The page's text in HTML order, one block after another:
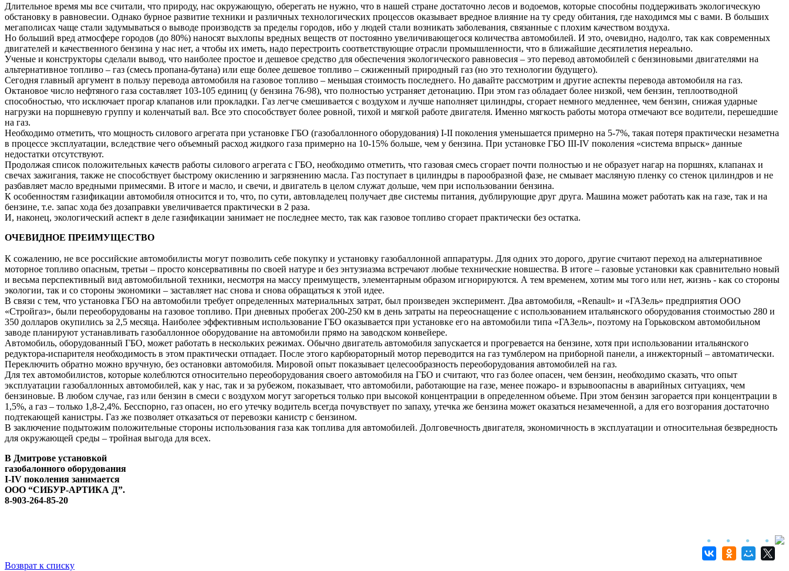
Длительное время мы все считали, что природу, нас окружающую, оберегать не нужно, что в нашей стране достаточно лесов и водоемов, которые способны поддерживать экологическую
обстановку в равновесии. Однако бурное развитие техники и различных технологических процессов оказывает вредное влияние на ту среду обитания, где находимся мы с вами. В больших
мегаполисах чаще стали задумываться о выводе производств за пределы городов, ибо у людей стали возникать заболевания, связанные с плохим качеством воздуха.
Но больший вред атмосфере городов (до 80%) наносят выхлопы вредных веществ от постоянно увеличивающегося количества автомобилей. И это, очевидно, надолго, так как современных
двигателей и качественного бензина у нас нет, а чтобы их иметь, надо перестроить соответствующие отрасли промышленности, что в ближайшие десятилетия нереально.
Ученые и конструкторы сделали вывод, что наиболее простое и дешевое средство для обеспечения экологического равновесия – это перевод автомобилей с бензиновыми двигателями на
альтернативное топливо – газ (смесь пропана-бутана) или еще более дешевое топливо – сжиженный природный газ (но это технологии будущего).
Сегодня главный аргумент в пользу перевода автомобиля на газовое топливо – меньшая стоимость последнего. Но давайте рассмотрим и другие аспекты перевода автомобиля на газ.
Октановое число нефтяного газа составляет 103-105 единиц (у бензина 76-98), что полностью устраняет детонацию. При этом газ обладает более низкой, чем бензин, теплоотводной
способностью, что исключает прогар клапанов или прокладки. Газ легче смешивается с воздухом и лучше наполняет цилиндры, сгорает немного медленнее, чем бензин, снижая ударные
нагрузки на поршневую группу и коленчатый вал. Все это способствует более ровной, тихой и мягкой работе двигателя. Именно мягкость работы мотора отмечают все водители, перешедшие
на газ.
Необходимо отметить, что мощность силового агрегата при установке ГБО (газобаллонного оборудования) I-II поколения уменьшается примерно на 5-7%, такая потеря практически незаметна
в процессе эксплуатации, вследствие чего объемный расход жидкого газа примерно на 10-15% больше, чем у бензина. При установке ГБО III-IV поколения «система впрыск» данные
недостатки отсутствуют.
Продолжая список положительных качеств работы силового агрегата с ГБО, необходимо отметить, что газовая смесь сгорает почти полностью и не образует нагар на поршнях, клапанах и
свечах зажигания, также не способствует быстрому окислению и загрязнению масла. Газ поступает в цилиндры в парообразной фазе, не смывает масляную пленку со стенок цилиндров и не
разбавляет масло вредными примесями. В итоге и масло, и свечи, и двигатель в целом служат дольше, чем при использовании бензина.
К особенностям газификации автомобиля относится и то, что, по сути, автовладелец получает две системы питания, дублирующие друг друга. Машина может работать как на газе, так и на
бензине, т.е. запас хода без дозаправки увеличивается практически в 2 раза.
И, наконец, экологический аспект в деле газификации занимает не последнее место, так как газовое топливо сгорает практически без остатка.
ОЧЕВИДНОЕ ПРЕИМУЩЕСТВО
К сожалению, не все российские автомобилисты могут позволить себе покупку и установку газобаллонной аппаратуры. Для одних это дорого, другие считают переход на альтернативное
моторное топливо опасным, третьи – просто консервативны по своей натуре и без энтузиазма встречают любые технические новшества. В итоге – газовые установки как сравнительно новый
и весьма перспективный вид автомобильной техники, несмотря на массу преимуществ, элементарным образом игнорируются. А тем временем, хотим мы того или нет, жизнь - как со стороны
экологии, так и со стороны экономики – заставляет нас снова и снова обращаться к этой идее.
В связи с тем, что установка ГБО на автомобили требует определенных материальных затрат, был произведен эксперимент. Два автомобиля, «Renault» и «ГАЗель» предприятия ООО
«Стройгаз», были переоборудованы на газовое топливо. При дневных пробегах 200-250 км в день затраты на переоснащение с использованием итальянского оборудования стоимостью 280 и
350 долларов окупились за 2,5 месяца. Наиболее эффективным использование ГБО оказывается при установке его на автомобили типа «ГАЗель», поэтому на Горьковском автомобильном
заводе планируют устанавливать газобаллонное оборудование на автомобили прямо на заводском конвейере.
Автомобиль, оборудованный ГБО, может работать в нескольких режимах. Обычно двигатель автомобиля запускается и прогревается на бензине, хотя при использовании итальянского
редуктора-испарителя необходимость в этом практически отпадает. После этого карбюраторный мотор переводится на газ тумблером на приборной панели, а инжекторный – автоматически.
Переключить обратно можно вручную, без остановки автомобиля. Мировой опыт показывает целесообразность переоборудования автомобилей на газ.
Для тех автомобилистов, которые колеблются относительно переоборудования своего автомобиля на ГБО и считают, что газ более опасен, чем бензин, необходимо сказать, что опыт
эксплуатации газобаллонных автомобилей, как у нас, так и за рубежом, показывает, что автомобили, работающие на газе, менее пожаро- и взрывоопасны в аварийных ситуациях, чем
бензиновые. В любом случае, газ или бензин в смеси с воздухом могут загореться только при высокой концентрации в определенном объеме. При этом бензин загорается при концентрации в
1,5%, а газ – только 1,8-2,4%. Бесспорно, газ опасен, но его утечку водитель всегда почувствует по запаху, утечка же бензина может оказаться незамеченной, а для его возгорания достаточно
подтекающей канистры. Газ же позволяет отказаться от перевозки канистр с бензином.
В заключение подытожим положительные стороны использования газа как топлива для автомобилей. Долговечность двигателя, экономичность в эксплуатации и относительная безвредность
для окружающей среды – тройная выгода для всех.
В Дмитрове установкой
газобалонного оборудования
I-IV поколения занимается
ООО “СИБУР-АРТИКА Д”.
8-903-264-85-20
Возврат к списку